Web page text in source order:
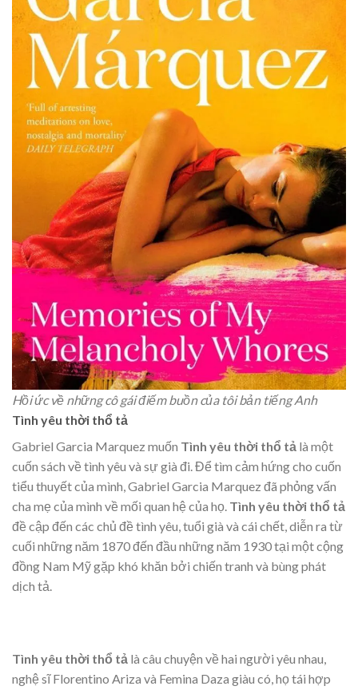
Hồi ức về những cô gái điếm buồn của tôi bản tiếng Anh
Tình yêu thời thổ tả
Gabriel Garcia Marquez muốn Tình yêu thời thổ tả là một
cuốn sách về tình yêu và sự già đi. Để tìm cảm hứng cho cuốn
tiểu thuyết của mình, Gabriel Garcia Marquez đã phỏng vấn
cha mẹ của mình về mối quan hệ của họ. Tình yêu thời thổ tả
đề cập đến các chủ đề tình yêu, tuổi già và cái chết, diễn ra từ
cuối những năm 1870 đến đầu những năm 1930 tại một cộng
đồng Nam Mỹ gặp khó khăn bởi chiến tranh và bùng phát
dịch tả.
Tình yêu thời thổ tả là câu chuyện về hai người yêu nhau,
nghệ sĩ Florentino Ariza và Femina Daza giàu có, họ tái hợp